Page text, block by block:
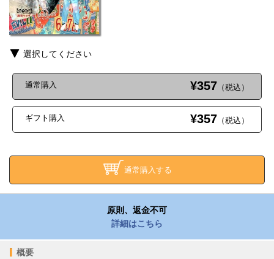
選択してください
通常購入 ¥357 （税込）
ギフト購入 ¥357 （税込）
通常購入する
原則、返金不可
詳細はこちら
概要